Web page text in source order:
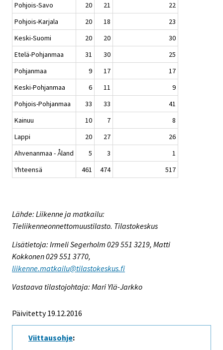
Pohjois-Savo
20 21
22
Pohjois-Karjala
20 18
23
Keski-Suomi
20 20
30
Etelä-Pohjanmaa
31 30
25
Pohjanmaa
9 17
17
Keski-Pohjanmaa
6 11
9
Pohjois-Pohjanmaa
33 33
41
Kainuu
10 7
8
Lappi
20 27
26
Ahvenanmaa - Åland
5 3
1
Yhteensä
461 474 517
Lähde: Liikenne ja matkailu:
Tieliikenneonnettomuustilasto. Tilastokeskus
Lisätietoja: Irmeli Segerholm 029 551 3219, Matti
Kokkonen 029 551 3770,
liikenne.matkailu@tilastokeskus.fi
Vastaava tilastojohtaja: Mari Ylä-Jarkko
Päivitetty 19.12.2016
Viittausohje: